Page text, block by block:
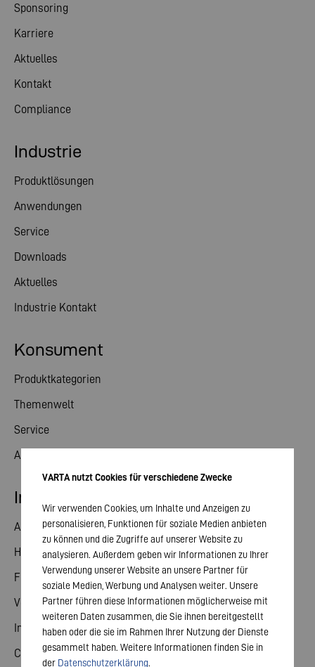
Sponsoring
Karriere
Aktuelles
Kontakt
Compliance
Konsument
Produktkategorien
Themenwelt
Service
Aktuelles
Industrie
Produktlösungen
Anwendungen
Service
Downloads
Aktuelles
Industrie Kontakt
Investor Relations
Aktie
Hauptversammlung
Finanzkalender
Veröffentlichungen
Investorenkontakt
Corporate Governance
VARTA nutzt Cookies für verschiedene Zwecke
Wir verwenden Cookies, um Inhalte und Anzeigen zu
personalisieren, Funktionen für soziale Medien anbieten
zu können und die Zugriffe auf unserer Website zu
analysieren. Außerdem geben wir Informationen zu Ihrer
Verwendung unserer Website an unsere Partner für
soziale Medien, Werbung und Analysen weiter. Unsere
Partner führen diese Informationen möglicherweise mit
weiteren Daten zusammen, die Sie ihnen bereitgestellt
haben oder die sie im Rahmen Ihrer Nutzung der Dienste
gesammelt haben. Weitere Informationen finden Sie in
der Datenschutzerklärung.